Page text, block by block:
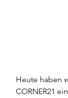
Heute haben
CORNER21